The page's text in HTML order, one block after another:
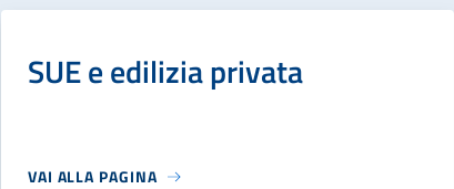
SUE e edilizia privata
VAI ALLA PAGINA